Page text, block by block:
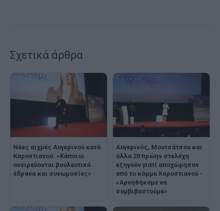
Σχετικά άρθρα
Νέες αιχμές Αυγερινού κατά
Καρυστιανού: «Kάποιοι
ονειρεύονται βουλευτικά
έδρανα και συνωμοσίες»
Αυγερινός, Μουτσάτσου και
άλλα 20 πρώην στελέχη
εξηγούν γιατί αποχώρησαν
από το κόμμα Καρυστιανού -
«Αρνηθήκαμε να
συμβιβαστούμε»